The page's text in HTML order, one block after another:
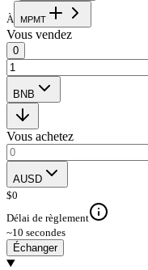
À MPMT
Vous vendez
0
BNB
Vous achetez
AUSD
$0
Délai de règlement
~10 secondes
Échanger